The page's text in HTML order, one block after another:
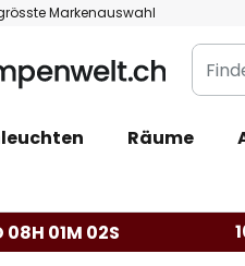
Markenauswahl
Finden
Sie
Räume
08H 01M 01S